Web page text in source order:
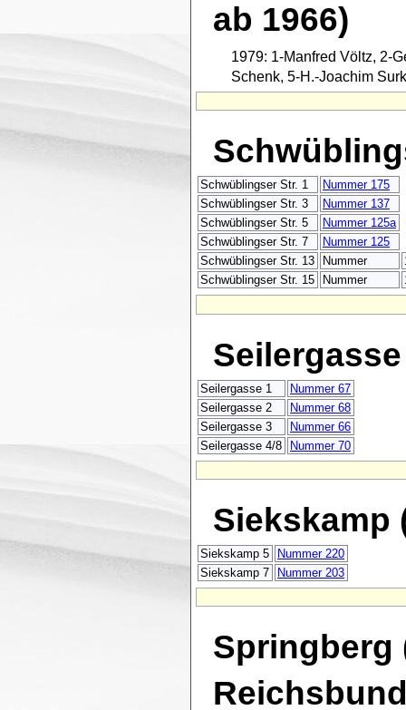
ab 1966)
1979: 1-Manfred Völtz, 2-
Schenk, 5-H.-Joachim
Schwüblingser Str. 1
Nummer 175
Schwüblingser Str. 3
Nummer 137
Schwüblingser Str. 5
Nummer 125a
Schwüblingser Str. 7
Nummer 125
Schwüblingser Str. 13
Nummer
Schwüblingser Str. 15
Nummer
Seilergasse
Seilergasse 1
Nummer 67
Seilergasse 2
Nummer 68
Seilergasse 3
Nummer 66
Seilergasse 4/8
Nummer 70
Siekskamp
Siekskamp 5
Nummer 220
Siekskamp 7
Nummer 203
Springberg